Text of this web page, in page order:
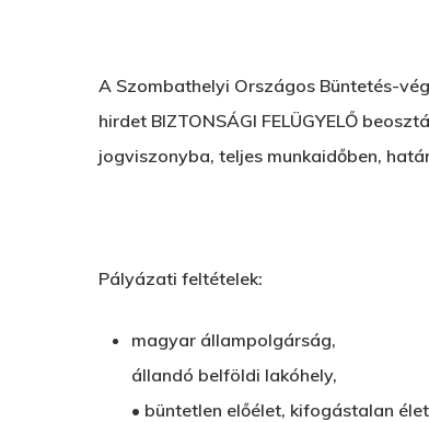
A Szombathelyi Országos Büntetés-
hirdet BIZTONSÁGI FELÜGYELŐ
jogviszonyba, teljes munkaidőben,
Pályázati feltételek:
magyar állampolgárság,
állandó belföldi lakóhely,
• büntetlen előélet, kifogástalan